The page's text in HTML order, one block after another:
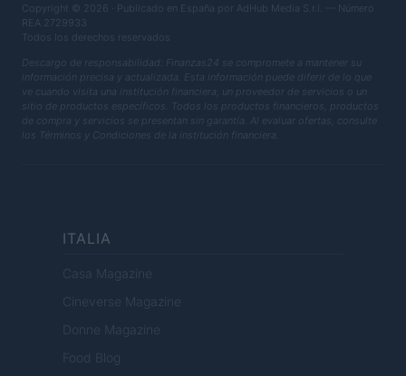
Copyright © 2026 · Publicado en España por AdHub Media S.r.l. — Número
REA 2729933
Todos los derechos reservados
Descargo de responsabilidad: Finanzas24 se compromete a mantener su
información precisa y actualizada. Esta información puede diferir de lo que
ve cuando visita una institución financiera, un proveedor de servicios o un
sitio de productos específicos. Todos los productos financieros, productos
de compra y servicios se presentan sin garantía. Al evaluar ofertas, consulte
los Términos y Condiciones de la institución financiera.
ITALIA
Casa Magazine
Cineverse Magazine
Donne Magazine
Food Blog